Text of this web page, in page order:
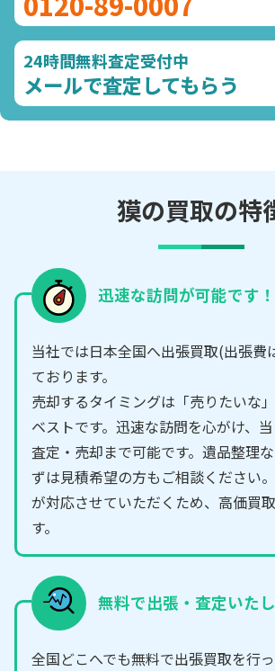
24時間無料査定受付中
メールで査定してもらう
獏の買取の特
迅速な訪問が可能です！
当社では日本全国へ出張買取(出張費
ております。
売却するタイミングは「売りたいな
ベストです。迅速な訪問を心がけ、
査定・売却まで可能です。遺品整理
ずは見積希望の方もご相談ください
が対応させていただくため、高価買
す。
無料で出張・査定いた
全国どこへでも無料で出張買取を行っ